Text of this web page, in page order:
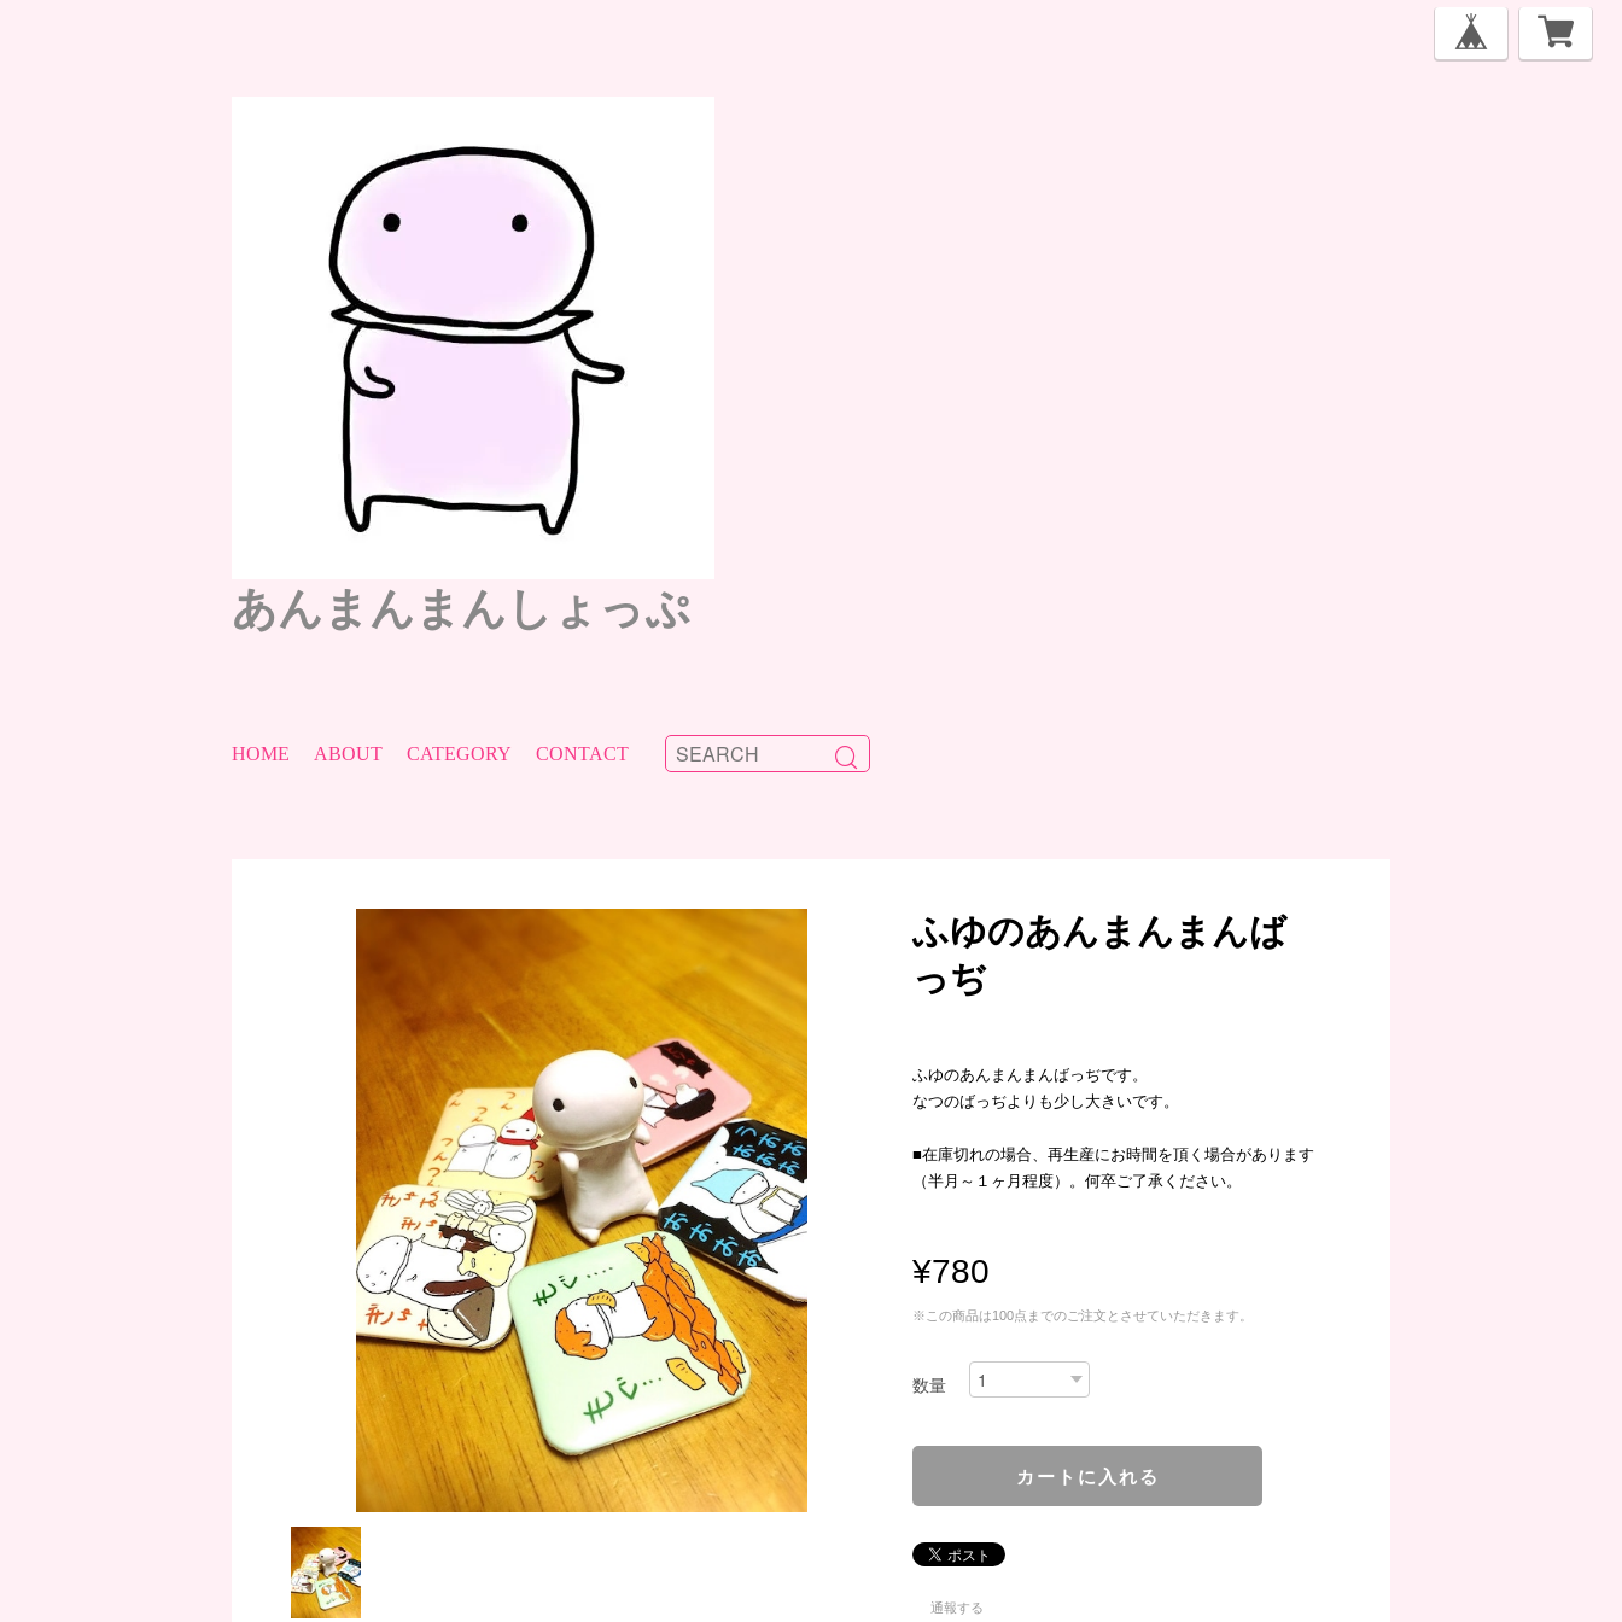
あんまんまんしょっぷ
HOME ABOUT CATEGORY CONTACT
ふゆのあんまんまんば
っぢ
ふゆのあんまんまんばっぢです。
なつのばっぢよりも少し大きいです。
■在庫切れの場合、再生産にお時間を頂く場合があります
（半月～１ヶ月程度）。何卒ご了承ください。
¥780
※この商品は100点までのご注文とさせていただきます。
数量
通報する